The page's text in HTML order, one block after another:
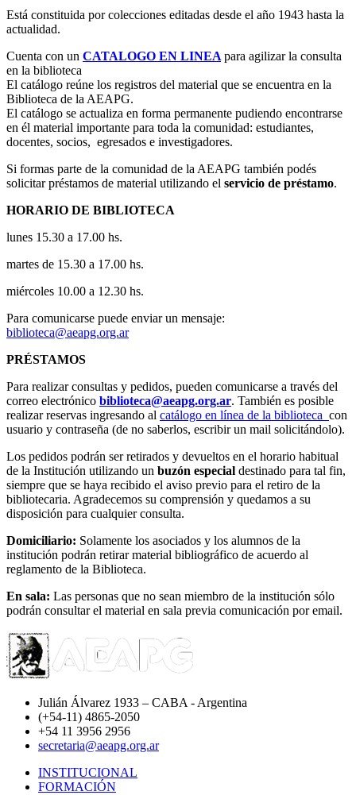
Está constituida por colecciones editadas desde el año 1943 hasta la
actualidad.
Cuenta con un CATALOGO EN LINEA para agilizar la consulta
en la biblioteca
El catálogo reúne los registros del material que se encuentra en la
Biblioteca de la AEAPG.
El catálogo se actualiza en forma permanente pudiendo encontrarse
en él material importante para toda la comunidad: estudiantes,
docentes, socios, egresados e investigadores.
Si formas parte de la comunidad de la AEAPG también podés
solicitar préstamos de material utilizando el servicio de préstamo.
HORARIO DE BIBLIOTECA
lunes 15.30 a 17.00 hs.
martes de 15.30 a 17.00 hs.
miércoles 10.00 a 12.30 hs.
Para comunicarse puede enviar un mensaje:
biblioteca@aeapg.org.ar
PRÉSTAMOS
Para realizar consultas y pedidos, pueden comunicarse a través del
correo electrónico biblioteca@aeapg.org.ar. También es posible
realizar reservas ingresando al catálogo en línea de la biblioteca con
usuario y contraseña (de no saberlos, escribir un mail solicitándolo).
Los pedidos podrán ser retirados y devueltos en el horario habitual
de la Institución utilizando un buzón especial destinado para tal fin,
siempre que se haya recibido el aviso previo para el retiro de la
bibliotecaria. Agradecemos su comprensión y quedamos a su
disposición para cualquier consulta.
Domiciliario: Solamente los asociados y los alumnos de la
institución podrán retirar material bibliográfico de acuerdo al
reglamento de la Biblioteca.
En sala: Las personas que no sean miembro de la institución sólo
podrán consultar el material en sala previa comunicación por email.
Julián Álvarez 1933 – CABA - Argentina
(+54-11) 4865-2050
+54 11 3956 2956
secretaria@aeapg.org.ar
INSTITUCIONAL
FORMACIÓN